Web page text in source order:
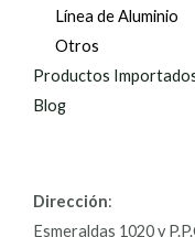
Línea de Aluminio
Otros
Productos
Blog
Dirección:
Esmeraldas 1020 y